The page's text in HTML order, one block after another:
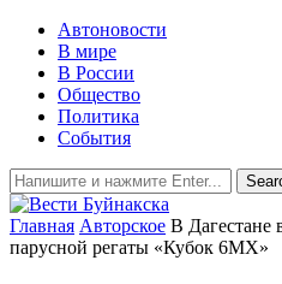
Автоновости
В мире
В России
Общество
Политика
События
Главная Авторское В Дагестане
парусной регаты «Кубок 6МХ»